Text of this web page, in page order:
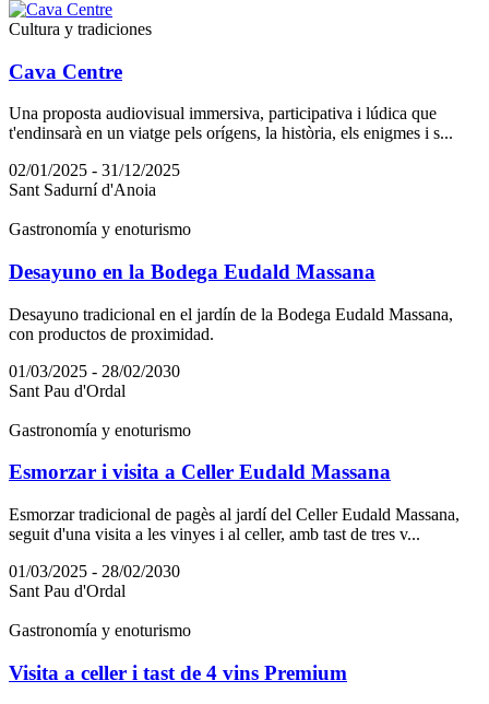
Cultura y tradiciones
Cava Centre
Una proposta audiovisual immersiva, participativa i lúdica que
t'endinsarà en un viatge pels orígens, la història, els enigmes i s...
02/01/2025 - 31/12/2025
Sant Sadurní d'Anoia
Gastronomía y enoturismo
Desayuno en la Bodega Eudald Massana
Desayuno tradicional en el jardín de la Bodega Eudald Massana,
con productos de proximidad.
01/03/2025 - 28/02/2030
Sant Pau d'Ordal
Gastronomía y enoturismo
Esmorzar i visita a Celler Eudald Massana
Esmorzar tradicional de pagès al jardí del Celler Eudald Massana,
seguit d'una visita a les vinyes i al celler, amb tast de tres v...
01/03/2025 - 28/02/2030
Sant Pau d'Ordal
Gastronomía y enoturismo
Visita a celler i tast de 4 vins Premium